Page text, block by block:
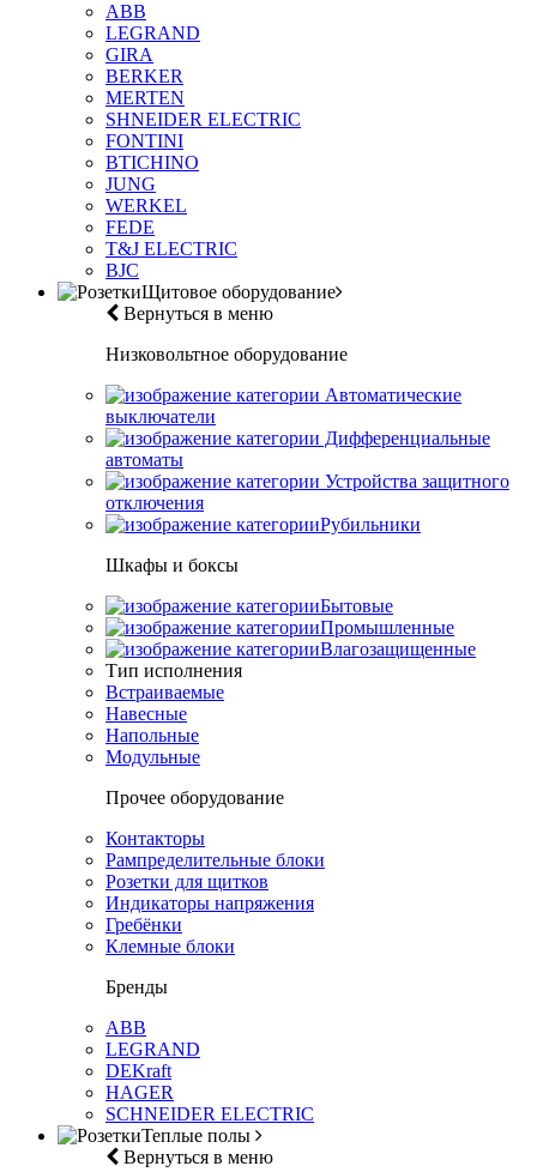
ABB
LEGRAND
GIRA
BERKER
MERTEN
SHNEIDER ELECTRIC
FONTINI
BTICHINO
JUNG
WERKEL
FEDE
T&J ELECTRIC
BJC
Щитовое оборудование
Вернуться в меню
Низковольтное оборудование
Автоматические
выключатели
Дифференциальные
автоматы
Устройства защитного
отключения
Рубильники
Шкафы и боксы
Бытовые
Промышленные
Влагозащищенные
Тип исполнения
Встраиваемые
Навесные
Напольные
Модульные
Прочее оборудование
Контакторы
Рампределительные блоки
Розетки для щитков
Индикаторы напряжения
Гребёнки
Клемные блоки
Бренды
ABB
LEGRAND
DEKraft
HAGER
SCHNEIDER ELECTRIC
Теплые полы
Вернуться в меню